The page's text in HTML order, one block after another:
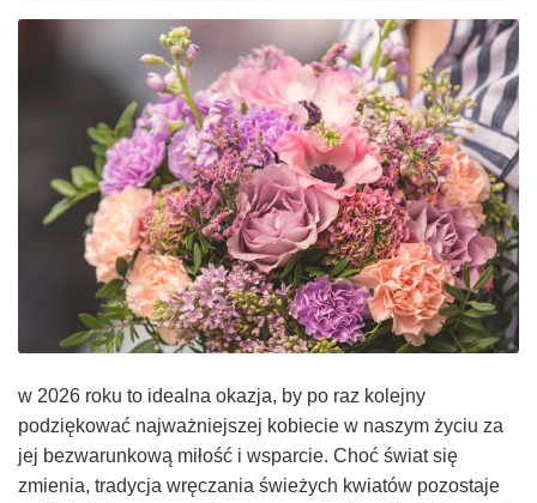
w 2026 roku to idealna okazja, by po raz kolejny
podziękować najważniejszej kobiecie w naszym życiu za
jej bezwarunkową miłość i wsparcie. Choć świat się
zmienia, tradycja wręczania świeżych kwiatów pozostaje